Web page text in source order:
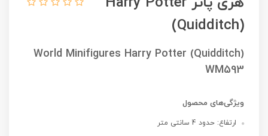
(Quidditch)
World Minifigures Harry Potter (Quidditch)
WM593
ویژگی‌های محصول
ارتفاع: حدود 4 سانتی متر